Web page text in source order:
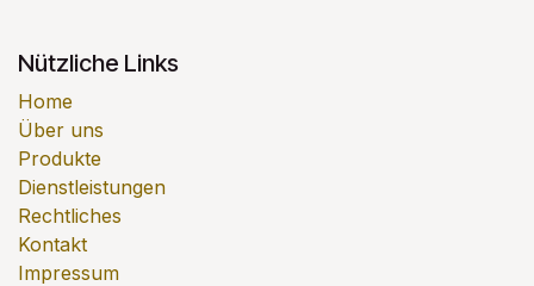
Nützliche Links
Home
Über uns
Produkte
Dienstleistungen
Rechtliches
Kontakt
Impressum